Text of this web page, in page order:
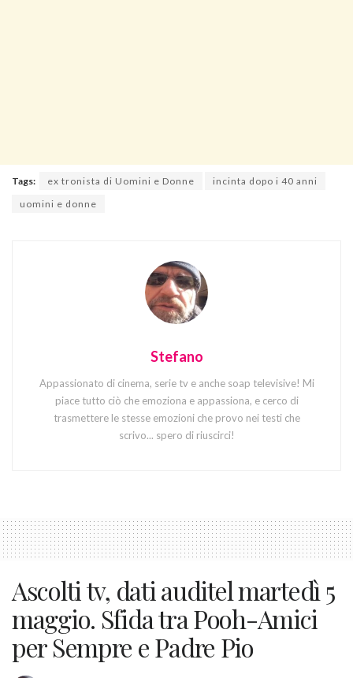
Tags: ex tronista di Uomini e Donne
incinta dopo i 40 anni
uomini e donne
Stefano
Appassionato di cinema, serie tv e anche soap televisive! Mi
piace tutto ciò che emoziona e appassiona, e cerco di
trasmettere le stesse emozioni che provo nei testi che
scrivo... spero di riuscirci!
Ascolti tv, dati auditel martedì 5
maggio. Sfida tra Pooh-Amici
per Sempre e Padre Pio